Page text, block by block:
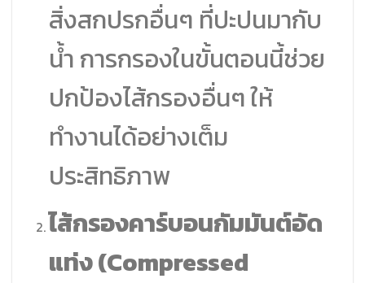
สิ่งสกปรกอื่นๆ ที่ปะปนมากับ
น้ำ การกรองในขั้นตอนนี้ช่วย
ปกป้องไส้กรองอื่นๆ ให้
ทำงานได้อย่างเต็ม
ประสิทธิภาพ
ไส้กรองคาร์บอนกัมมันต์อัด
แท่ง (Compressed